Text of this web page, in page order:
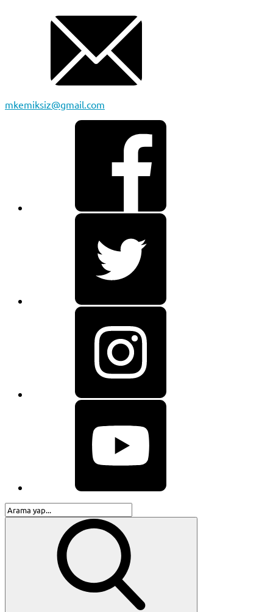
mkemiksiz@gmail.com